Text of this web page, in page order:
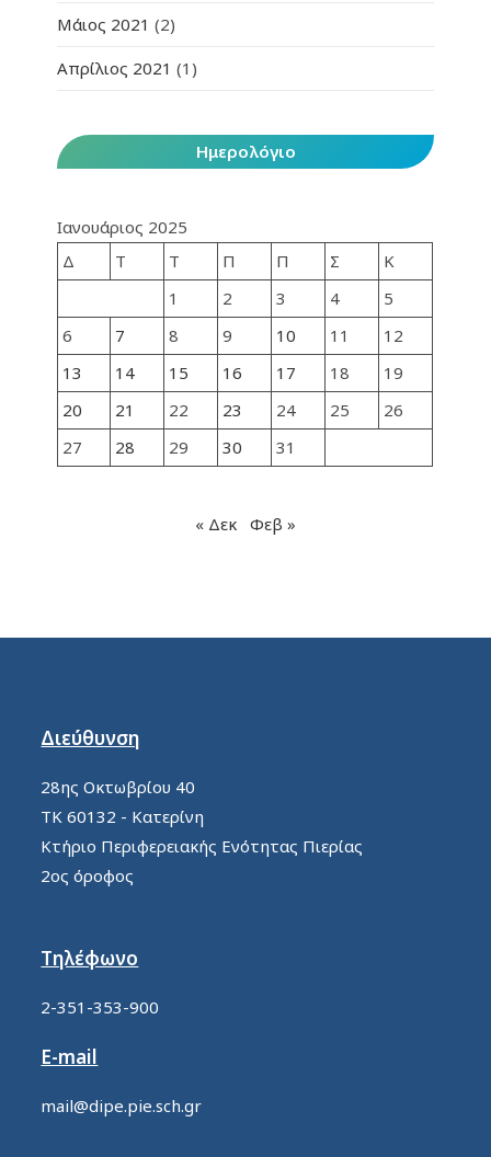
Μάιος 2021 (2)
Απρίλιος 2021 (1)
Ημερολόγιο
Ιανουάριος 2025
Δ
Τ Τ Π Π Σ
Κ
1
2 3 4
5
6
7 8 9 10 11
12
13
14 15 16 17 18
19
20
21 22 23 24 25
26
27
28 29 30 31
« Δεκ Φεβ »
Διεύθυνση
28ης Οκτωβρίου 40
ΤΚ 60132 - Κατερίνη
Κτήριο Περιφερειακής Ενότητας Πιερίας
2ος όροφος
Τηλέφωνο
2-351-353-900
E-mail
mail@dipe.pie.sch.gr